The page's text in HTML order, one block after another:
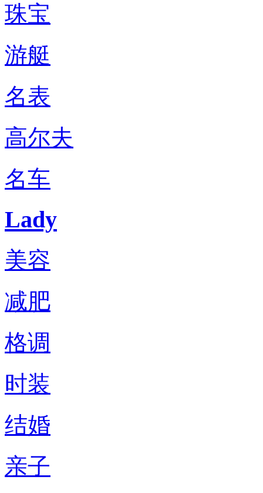
珠宝
游艇
名表
高尔夫
名车
Lady
美容
减肥
格调
时装
结婚
亲子